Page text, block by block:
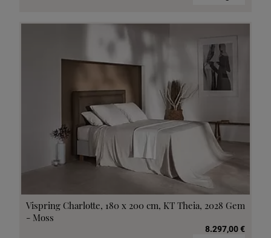
Vispring Charlotte, 180 x 200 cm, KT Theia, 2028 Gem
- Moss
8.297,00 €